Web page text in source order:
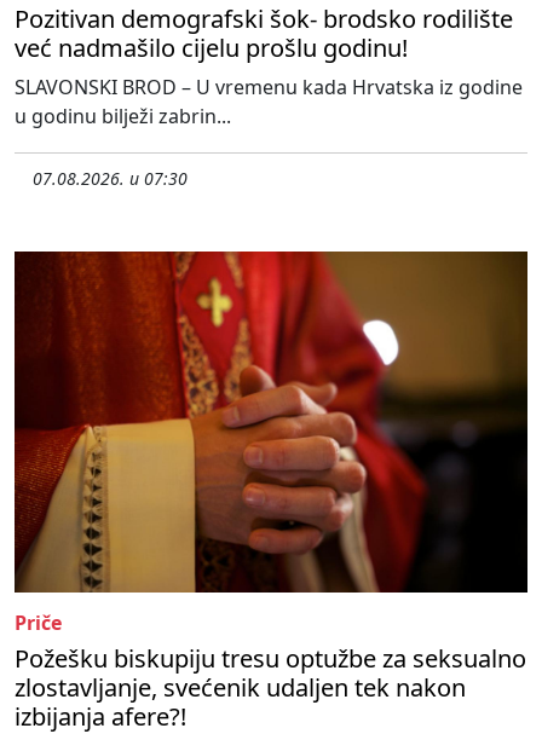
Pozitivan demografski šok- brodsko rodilište
već nadmašilo cijelu prošlu godinu!
SLAVONSKI BROD – U vremenu kada Hrvatska iz godine
u godinu bilježi zabrin...
07.08.2026. u 07:30
Priče
Požešku biskupiju tresu optužbe za seksualno
zlostavljanje, svećenik udaljen tek nakon
izbijanja afere?!